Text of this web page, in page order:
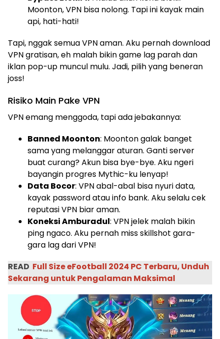
Moonton, VPN bisa nolong. Tapi ini kayak main
api, hati-hati!
Tapi, nggak semua VPN aman. Aku pernah download
VPN gratisan, eh malah bikin game lag parah dan
iklan pop-up muncul mulu. Jadi, pilih yang beneran
joss!
Risiko Main Pake VPN
VPN emang menggoda, tapi ada jebakannya:
Banned Moonton: Moonton galak banget
sama yang melanggar aturan. Ganti server
buat curang? Akun bisa bye-bye. Aku ngeri
bayangin progres Mythic-ku lenyap!
Data Bocor: VPN abal-abal bisa nyuri data,
kayak password atau info bank. Aku selalu cek
reputasi VPN biar aman.
Koneksi Amburadul: VPN jelek malah bikin
ping ngaco. Aku pernah miss skillshot gara-
gara lag dari VPN!
READ Full Size eFootball 2024 PC Terbaru, Unduh
Sekarang untuk Pengalaman Maksimal